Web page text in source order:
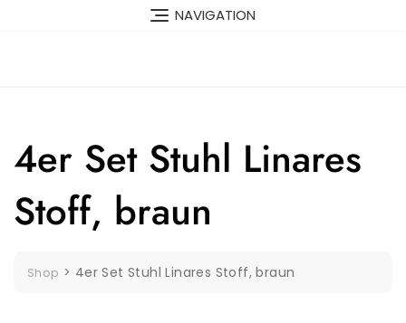
NAVIGATION
4er Set Stuhl Linares
Stoff, braun
Shop > 4er Set Stuhl Linares Stoff, braun